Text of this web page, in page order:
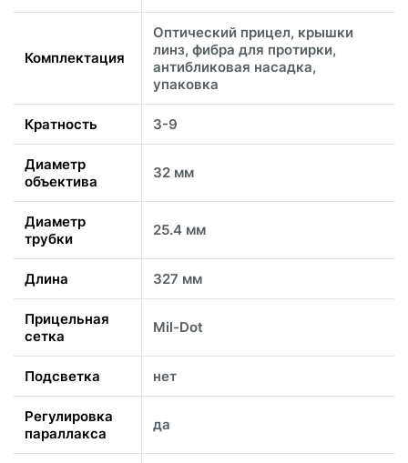
Комплектация
Оптический прицел, крышки
линз, фибра для протирки,
антибликовая насадка,
упаковка
Кратность 3-9
Диаметр
объектива
32 мм
Диаметр
трубки
25.4 мм
Длина 327 мм
Прицельная
сетка
Mil-Dot
Подсветка нет
Регулировка
параллакса
да